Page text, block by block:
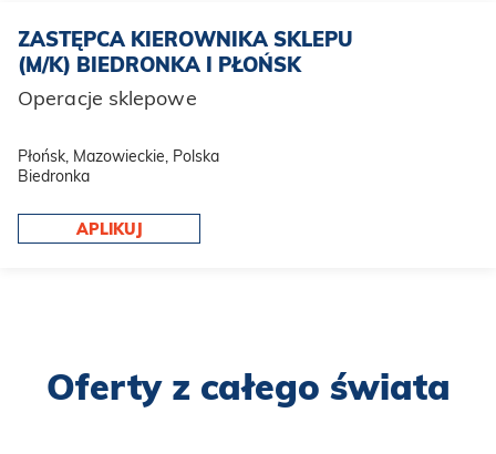
ZASTĘPCA KIEROWNIKA SKLEPU
(M/K) BIEDRONKA I PŁOŃSK
Operacje sklepowe
Płońsk, Mazowieckie, Polska
Biedronka
APLIKUJ
Oferty z całego świata